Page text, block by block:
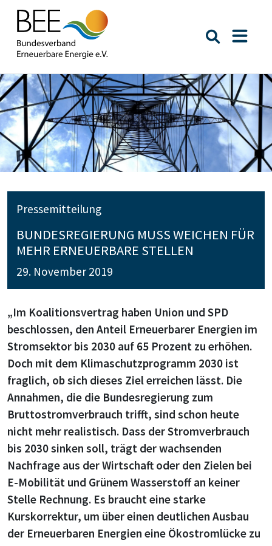
Suche
Pressemitteilung
BUNDESREGIERUNG MUSS WEICHEN FÜR
MEHR ERNEUERBARE STELLEN
29. November 2019
„Im Koalitionsvertrag haben Union und SPD
beschlossen, den Anteil Erneuerbarer Energien im
Stromsektor bis 2030 auf 65 Prozent zu erhöhen.
Doch mit dem Klimaschutzprogramm 2030 ist
fraglich, ob sich dieses Ziel erreichen lässt. Die
Annahmen, die die Bundesregierung zum
Bruttostromverbrauch trifft, sind schon heute
nicht mehr realistisch. Dass der Stromverbrauch
bis 2030 sinken soll, trägt der wachsenden
Nachfrage aus der Wirtschaft oder den Zielen bei
E-Mobilität und Grünem Wasserstoff an keiner
Stelle Rechnung. Es braucht eine starke
Kurskorrektur, um über einen deutlichen Ausbau
der Erneuerbaren Energien eine Ökostromlücke zu